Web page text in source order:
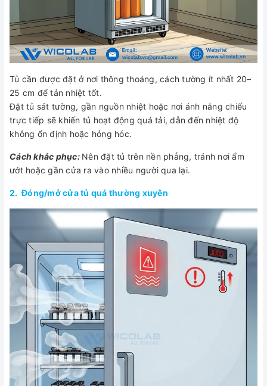
Tủ cần được đặt ở nơi thông thoáng, cách tường ít nhất 20–
25 cm để tản nhiệt tốt.
Đặt tủ sát tường, gần nguồn nhiệt hoặc nơi ánh nắng chiếu
trực tiếp sẽ khiến tủ hoạt động quá tải, dẫn đến nhiệt độ
không ổn định hoặc hỏng hóc.
Cách khắc phục: Nên đặt tủ trên nền phẳng, tránh nơi ẩm
ướt hoặc gần cửa ra vào nhiều người qua lại.
2. Đóng/mở cửa tủ quá thường xuyên